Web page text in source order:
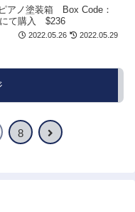
アノ塗装箱 Box Code：
にて購入 $236
2022.05.26 2022.05.29
8